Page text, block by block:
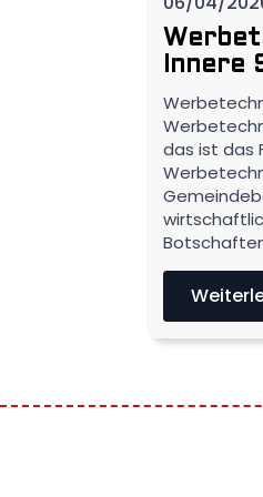
Innere
das ist das